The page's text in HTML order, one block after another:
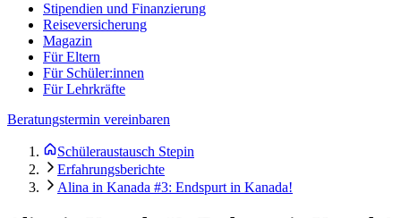
Stipendien und Finanzierung
Reiseversicherung
Magazin
Für Eltern
Für Schüler:innen
Für Lehrkräfte
Beratungstermin vereinbaren
Schüleraustausch Stepin
Erfahrungsberichte
Alina in Kanada #3: Endspurt in Kanada!